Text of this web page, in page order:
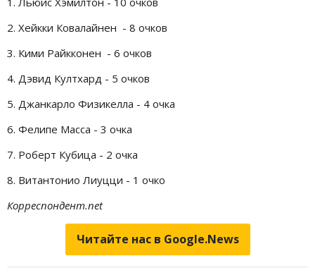
2. Хейкки Ковалайнен - 8 очков
3. Кими Райкконен - 6 очков
4. Дэвид Култхард - 5 очков
5. Джанкарло Физикелла - 4 очка
6. Фелипе Масса - 3 очка
7. Роберт Кубица - 2 очка
8. Витантонио Лиуцци - 1 очко
Корреспондент.net
Читайте нас в Google.News